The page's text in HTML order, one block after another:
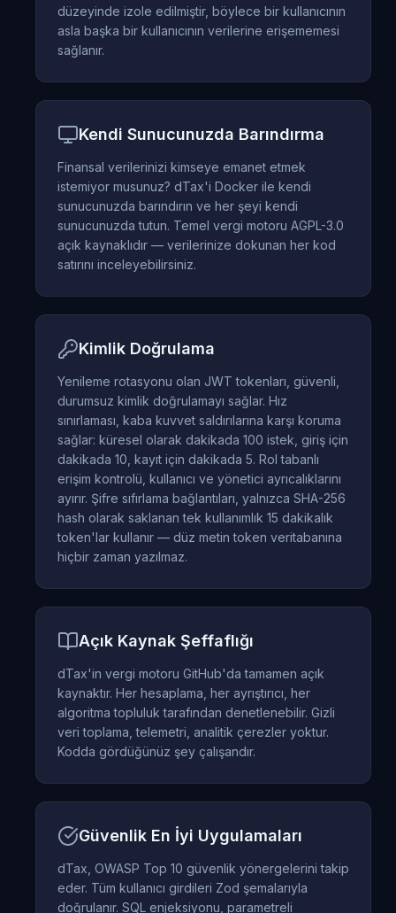
düzeyinde izole edilmiştir, böylece bir kullanıcının
asla başka bir kullanıcının verilerine erişememesi
sağlanır.
Kendi Sunucunuzda Barındırma
Finansal verilerinizi kimseye emanet etmek
istemiyor musunuz? dTax'i Docker ile kendi
sunucunuzda barındırın ve her şeyi kendi
sunucunuzda tutun. Temel vergi motoru AGPL-3.0
açık kaynaklıdır — verilerinize dokunan her kod
satırını inceleyebilirsiniz.
Kimlik Doğrulama
Yenileme rotasyonu olan JWT tokenları, güvenli,
durumsuz kimlik doğrulamayı sağlar. Hız
sınırlaması, kaba kuvvet saldırılarına karşı koruma
sağlar: küresel olarak dakikada 100 istek, giriş için
dakikada 10, kayıt için dakikada 5. Rol tabanlı
erişim kontrolü, kullanıcı ve yönetici ayrıcalıklarını
ayırır. Şifre sıfırlama bağlantıları, yalnızca SHA-256
hash olarak saklanan tek kullanımlık 15 dakikalık
token'lar kullanır — düz metin token veritabanına
hiçbir zaman yazılmaz.
Açık Kaynak Şeffaflığı
dTax'in vergi motoru GitHub'da tamamen açık
kaynaktır. Her hesaplama, her ayrıştırıcı, her
algoritma topluluk tarafından denetlenebilir. Gizli
veri toplama, telemetri, analitik çerezler yoktur.
Kodda gördüğünüz şey çalışandır.
Güvenlik En İyi Uygulamaları
dTax, OWASP Top 10 güvenlik yönergelerini takip
eder. Tüm kullanıcı girdileri Zod şemalarıyla
doğrulanır. SQL enjeksiyonu, parametreli